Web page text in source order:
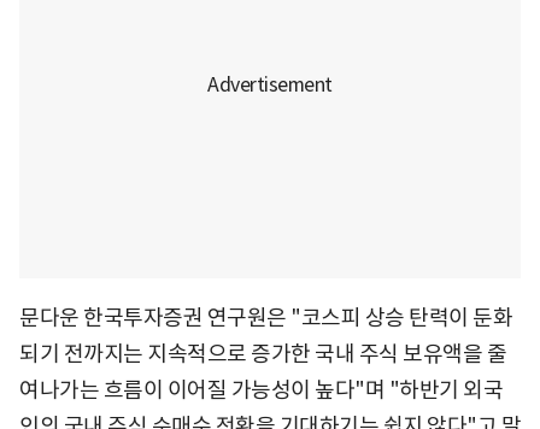
문다운 한국투자증권 연구원은 "코스피 상승 탄력이 둔화
되기 전까지는 지속적으로 증가한 국내 주식 보유액을 줄
여나가는 흐름이 이어질 가능성이 높다"며 "하반기 외국